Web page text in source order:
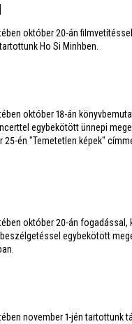
október 20-án
Ho Si Minhben.
október 18-án
egybekötött ünnepi
25-én "Temetetlen képek"
október 20-án fogadással,
egybekötött
november 1-jén tartottunk